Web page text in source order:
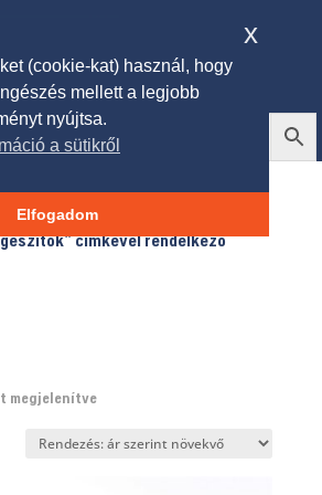
címkével rendelkező
megjelenítveSorted
(cookie-kat) használ, hogy
mellett a legjobb
nyújtsa.
a sütikről
Elfogadom
x